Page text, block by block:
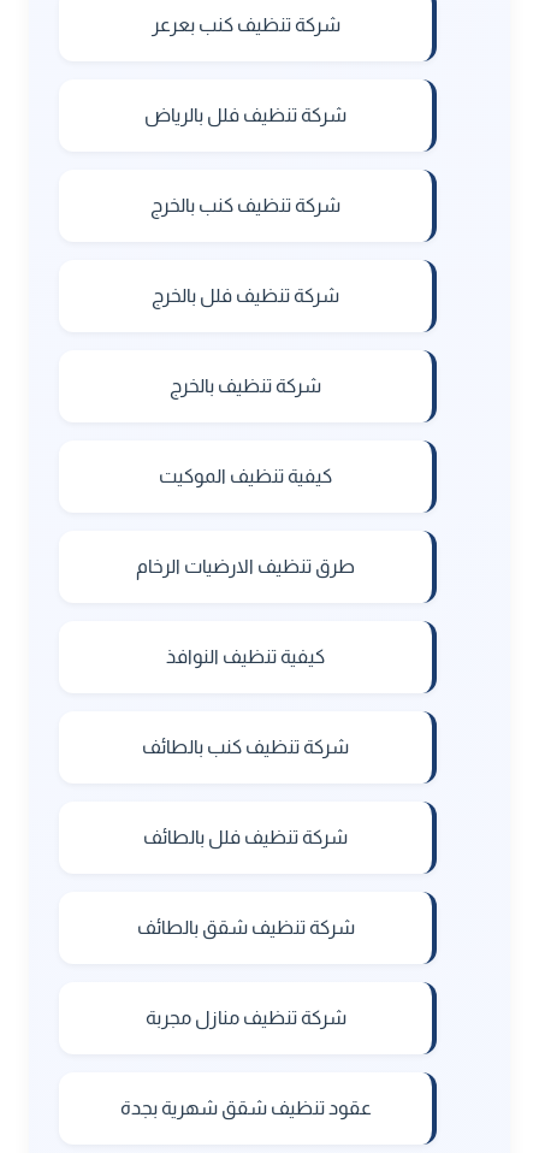
شركة تنظيف كنب بعرعر
شركة تنظيف فلل بالرياض
شركة تنظيف كنب بالخرج
شركة تنظيف فلل بالخرج
شركة تنظيف بالخرج
كيفية تنظيف الموكيت
طرق تنظيف الارضيات الرخام
كيفية تنظيف النوافذ
شركة تنظيف كنب بالطائف
شركة تنظيف فلل بالطائف
شركة تنظيف شقق بالطائف
شركة تنظيف منازل مجربة
عقود تنظيف شقق شهرية بجدة